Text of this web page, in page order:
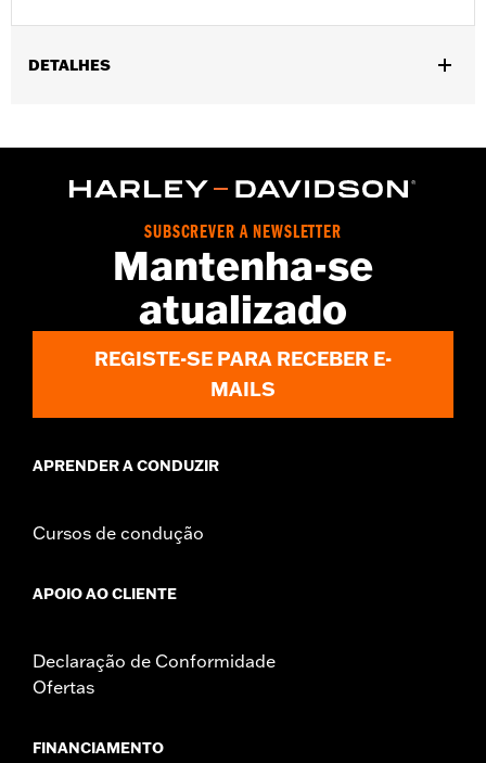
DETALHES
Sold In Units:Each
1 year limited warranty – Go towww.h-
d.com/warrantyfor full details
SUBSCREVER A NEWSLETTER
Mantenha-se
atualizado
REGISTE-SE PARA RECEBER E-
MAILS
APRENDER A CONDUZIR
Cursos de condução
APOIO AO CLIENTE
Declaração de Conformidade
Ofertas
FINANCIAMENTO